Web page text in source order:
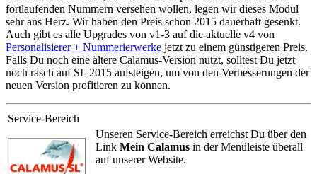
fortlaufenden Nummern versehen wollen, legen wir dieses Modul
sehr ans Herz. Wir haben den Preis schon 2015 dauerhaft gesenkt.
Auch gibt es alle Upgrades von v1-3 auf die aktuelle v4 von
Personalisierer + Nummerierwerke jetzt zu einem günstigeren Preis.
Falls Du noch eine ältere Calamus-Version nutzt, solltest Du jetzt
noch rasch auf SL 2015 aufsteigen, um von den Verbesserungen der
neuen Version profitieren zu können.
Service-Bereich
Unseren Service-Bereich erreichst Du über den
Link Mein Calamus in der Menüleiste überall
auf unserer Website.